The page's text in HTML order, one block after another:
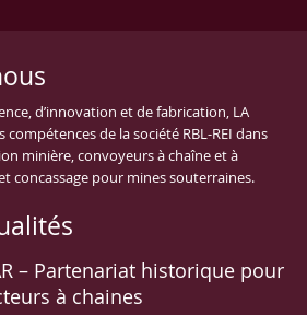
d’innovation et de fabrication, LA
compétences de la société RBL-REI dans
minière, convoyeurs à chaîne et à
concassage pour mines souterraines.
– Partenariat historique pour
à chaines